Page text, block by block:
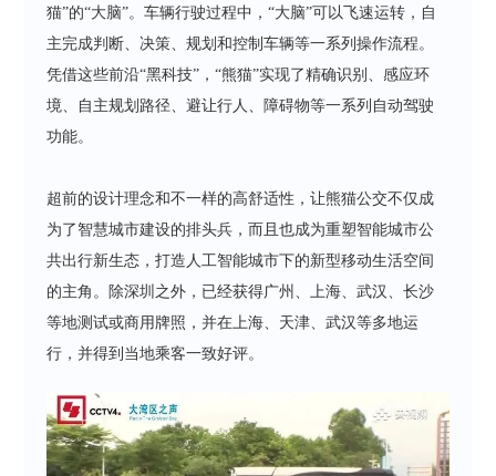
猫”的“大脑”。车辆行驶过程中，“大脑”可以飞速运转，自
主完成判断、决策、规划和控制车辆等一系列操作流程。
凭借这些前沿“黑科技”，“熊猫”实现了精确识别、感应环
境、自主规划路径、避让行人、障碍物等一系列自动驾驶
功能。
超前的设计理念和不一样的高舒适性，让熊猫公交不仅成
为了智慧城市建设的排头兵，而且也成为重塑智能城市公
共出行新生态，打造人工智能城市下的新型移动生活空间
的主角。除深圳之外，已经获得广州、上海、武汉、长沙
等地测试或商用牌照，并在上海、天津、武汉等多地运
行，并得到当地乘客一致好评。